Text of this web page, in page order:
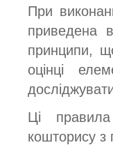
При
приведена
принципи,
оцінці
Ці правила
кошторису з